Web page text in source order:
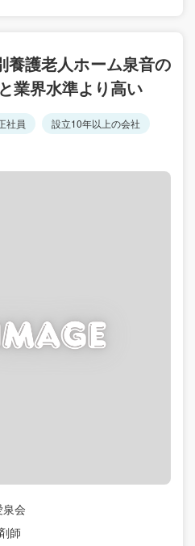
養護老人ホーム泉音の
業界水準より高い
社員
設立10年以上の会社
会
師